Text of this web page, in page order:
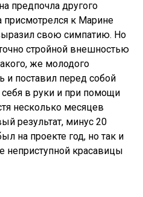
предпочла другого
присмотрелся к Марине
свою симпатию. Но
стройной внешностью
же молодого
и поставил перед собой
себя в руки и при помощи
несколько месяцев
результат, минус 20
на проекте год, но так и
неприступной красавицы